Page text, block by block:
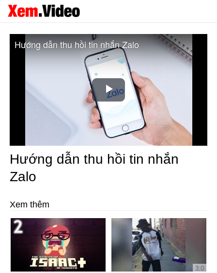
Play
Video
Hướng dẫn thu hồi tin nhắn Zalo
Hướng dẫn thu hồi tin nhắn
Zalo
Xem thêm
3:0